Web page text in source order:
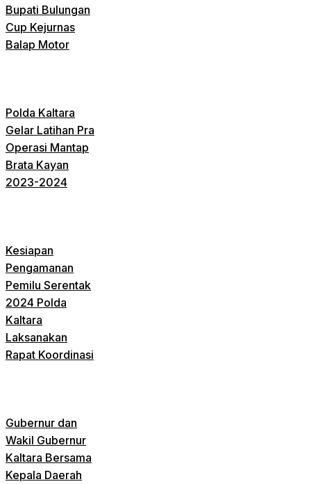
Bupati Bulungan
Cup Kejurnas
Balap Motor
Polda Kaltara
Gelar Latihan Pra
Operasi Mantap
Brata Kayan
2023-2024
Kesiapan
Pengamanan
Pemilu Serentak
2024 Polda
Kaltara
Laksanakan
Rapat Koordinasi
Gubernur dan
Wakil Gubernur
Kaltara Bersama
Kepala Daerah